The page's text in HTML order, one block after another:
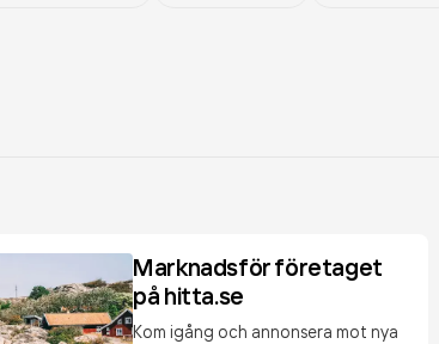
Marknadsför företaget
på hitta.se
Kom igång och annonsera mot nya